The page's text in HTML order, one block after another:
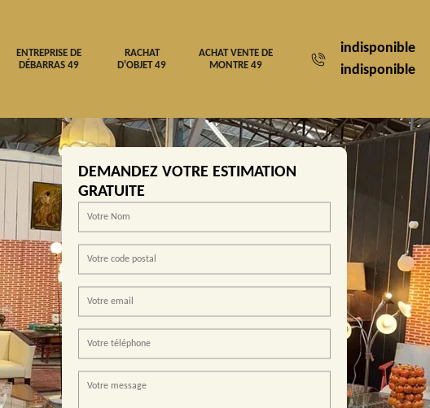
ENTREPRISE DE
DÉBARRAS 49
RACHAT
D'OBJET 49
ACHAT VENTE DE
MONTRE 49
indisponible
indisponible
DEMANDEZ VOTRE ESTIMATION
GRATUITE